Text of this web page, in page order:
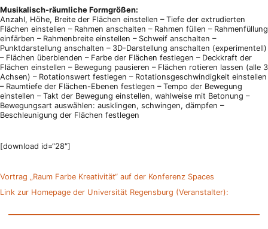
Musikalisch-räumliche Formgrößen:
Anzahl, Höhe, Breite der Flächen einstellen – Tiefe der extrudierten
Flächen einstellen – Rahmen anschalten – Rahmen füllen – Rahmenfüllung
einfärben – Rahmenbreite einstellen – Schweif anschalten –
Punktdarstellung anschalten – 3D-Darstellung anschalten (experimentell)
– Flächen überblenden – Farbe der Flächen festlegen – Deckkraft der
Flächen einstellen – Bewegung pausieren – Flächen rotieren lassen (alle 3
Achsen) – Rotationswert festlegen – Rotationsgeschwindigkeit einstellen
– Raumtiefe der Flächen-Ebenen festlegen – Tempo der Bewegung
einstellen – Takt der Bewegung einstellen, wahlweise mit Betonung –
Bewegungsart auswählen: ausklingen, schwingen, dämpfen –
Beschleunigung der Flächen festlegen
[download id=“28″]
Vortrag „Raum Farbe Kreativität“ auf der Konferenz Spaces
Link zur Homepage der Universität Regensburg (Veranstalter):